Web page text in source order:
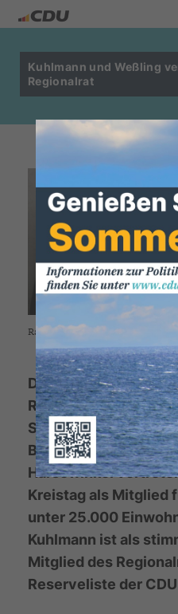
Kuhlmann und Weßling
Regionalrat
Rainer Kuhlmann und Daniel
Die CDU im Kreis
Regionalrat in
Sitzungsperiode von
Borgholzhausen und
Harsewinkel
Kreistag als Mitglied
unter 25.000
Kuhlmann ist als
Mitglied des
Reserveliste der